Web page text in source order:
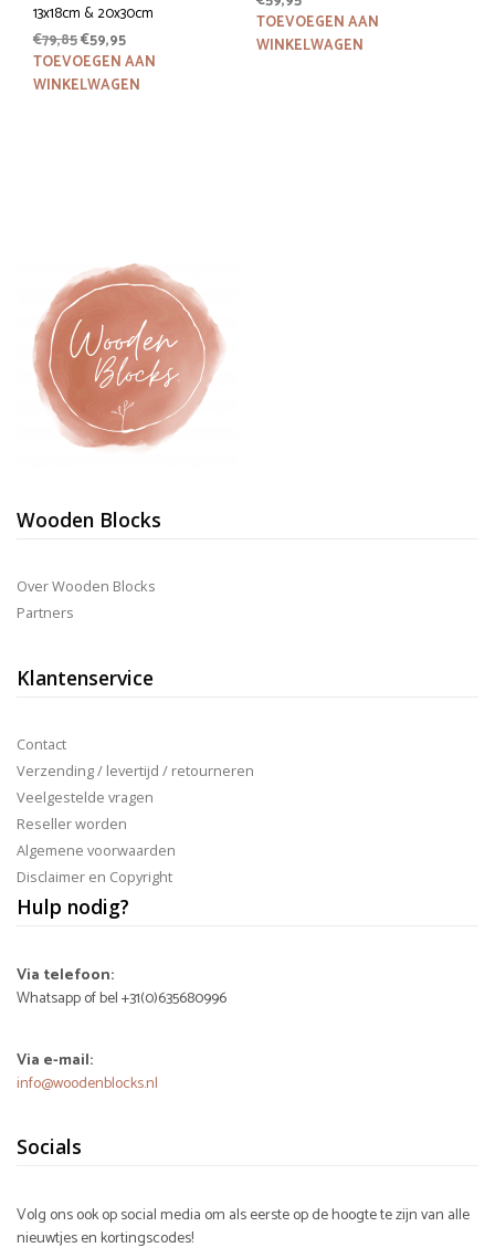
13x18cm & 20x30cm
€79,85Oorspronkelijke
prijs
was:
€59,95Huidige
prijs
is:
TOEVOEGEN AAN
WINKELWAGEN
TOEVOEGEN AAN
WINKELWAGEN
Wooden Blocks
Over Wooden Blocks
Partners
Klantenservice
Contact
Verzending / levertijd / retourneren
Veelgestelde vragen
Reseller worden
Algemene voorwaarden
Disclaimer en Copyright
Hulp nodig?
Via telefoon:
Whatsapp of bel +31(0)635680996
Via e-mail:
info@woodenblocks.nl
Socials
Volg ons ook op social media om als eerste op de hoogte te zijn van alle
nieuwtjes en kortingscodes!